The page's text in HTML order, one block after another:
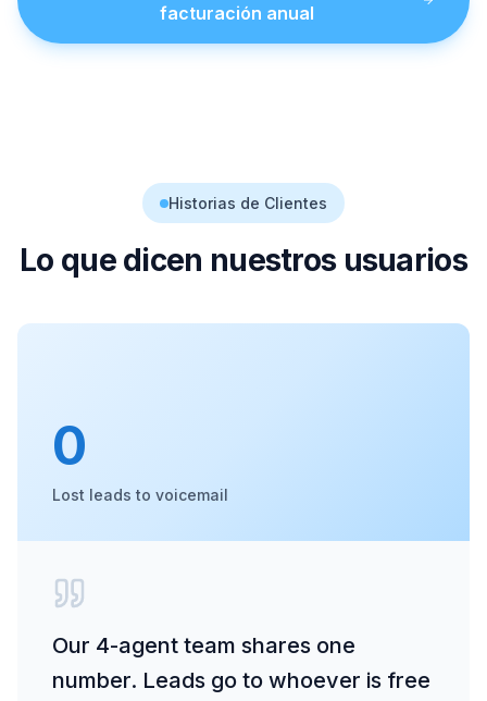
facturación anual
Historias de Clientes
Lo que dicen nuestros usuarios
0
Lost leads to voicemail
Our 4-agent team shares one
number. Leads go to whoever is free